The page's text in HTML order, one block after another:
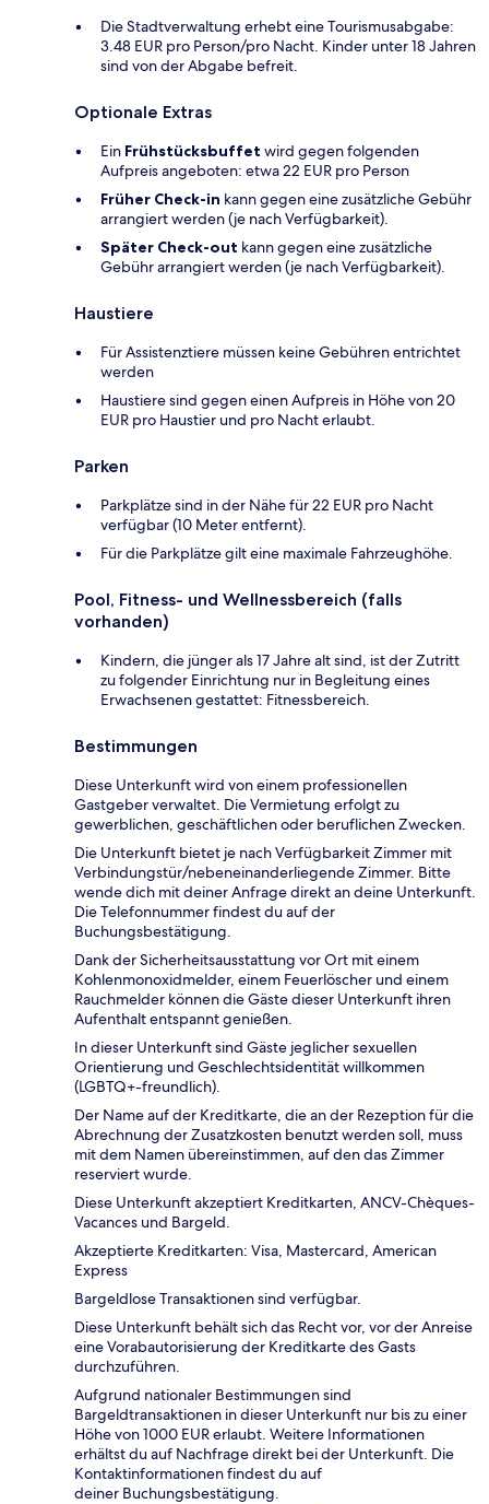
Die Stadtverwaltung erhebt eine Tourismusabgabe:
3.48 EUR pro Person/pro Nacht. Kinder unter 18 Jahren
sind von der Abgabe befreit.
Optionale Extras
Ein Frühstücksbuffet wird gegen folgenden
Aufpreis angeboten: etwa 22 EUR pro Person
Früher Check-in kann gegen eine zusätzliche Gebühr
arrangiert werden (je nach Verfügbarkeit).
Später Check-out kann gegen eine zusätzliche
Gebühr arrangiert werden (je nach Verfügbarkeit).
Haustiere
Für Assistenztiere müssen keine Gebühren entrichtet
werden
Haustiere sind gegen einen Aufpreis in Höhe von 20
EUR pro Haustier und pro Nacht erlaubt.
Parken
Parkplätze sind in der Nähe für 22 EUR pro Nacht
verfügbar (10 Meter entfernt).
Für die Parkplätze gilt eine maximale Fahrzeughöhe.
Pool, Fitness- und Wellnessbereich (falls
vorhanden)
Kindern, die jünger als 17 Jahre alt sind, ist der Zutritt
zu folgender Einrichtung nur in Begleitung eines
Erwachsenen gestattet: Fitnessbereich.
Bestimmungen
Diese Unterkunft wird von einem professionellen
Gastgeber verwaltet. Die Vermietung erfolgt zu
gewerblichen, geschäftlichen oder beruflichen Zwecken.
Die Unterkunft bietet je nach Verfügbarkeit Zimmer mit
Verbindungstür/nebeneinanderliegende Zimmer. Bitte
wende dich mit deiner Anfrage direkt an deine Unterkunft.
Die Telefonnummer findest du auf der
Buchungsbestätigung.
Dank der Sicherheitsausstattung vor Ort mit einem
Kohlenmonoxidmelder, einem Feuerlöscher und einem
Rauchmelder können die Gäste dieser Unterkunft ihren
Aufenthalt entspannt genießen.
In dieser Unterkunft sind Gäste jeglicher sexuellen
Orientierung und Geschlechtsidentität willkommen
(LGBTQ+-freundlich).
Der Name auf der Kreditkarte, die an der Rezeption für die
Abrechnung der Zusatzkosten benutzt werden soll, muss
mit dem Namen übereinstimmen, auf den das Zimmer
reserviert wurde.
Diese Unterkunft akzeptiert Kreditkarten, ANCV-Chèques-
Vacances und Bargeld.
Akzeptierte Kreditkarten: Visa, Mastercard, American
Express
Bargeldlose Transaktionen sind verfügbar.
Diese Unterkunft behält sich das Recht vor, vor der Anreise
eine Vorabautorisierung der Kreditkarte des Gasts
durchzuführen.
Aufgrund nationaler Bestimmungen sind
Bargeldtransaktionen in dieser Unterkunft nur bis zu einer
Höhe von 1000 EUR erlaubt. Weitere Informationen
erhältst du auf Nachfrage direkt bei der Unterkunft. Die
Kontaktinformationen findest du auf
deiner Buchungsbestätigung.